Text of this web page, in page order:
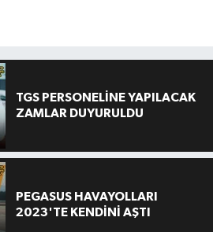
TGS PERSONELİNE YAPILACAK
ZAMLAR DUYURULDU
PEGASUS HAVAYOLLARI
2023'TE KENDİNİ AŞTI